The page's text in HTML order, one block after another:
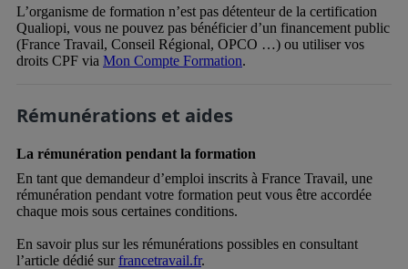
L’organisme de formation n’est pas détenteur de la certification
Qualiopi, vous ne pouvez pas bénéficier d’un financement public
(France Travail, Conseil Régional, OPCO …) ou utiliser vos
droits CPF via Mon Compte Formation.
Rémunérations et aides
La rémunération pendant la formation
En tant que demandeur d’emploi inscrits à France Travail, une
rémunération pendant votre formation peut vous être accordée
chaque mois sous certaines conditions.
En savoir plus sur les rémunérations possibles en consultant
l’article dédié surfrancetravail.fr.